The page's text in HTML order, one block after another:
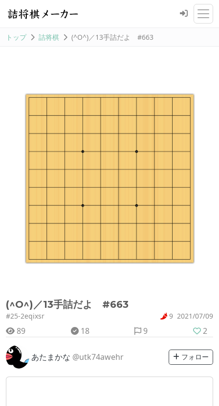
トップ 詰将棋 (^O^)／13手詰だよ #663
(^O^)／13手詰だよ #663
#25-2eqixsr 9 2021/07/09
89 18 9 2
あたまかな @utk74awehr フォロー